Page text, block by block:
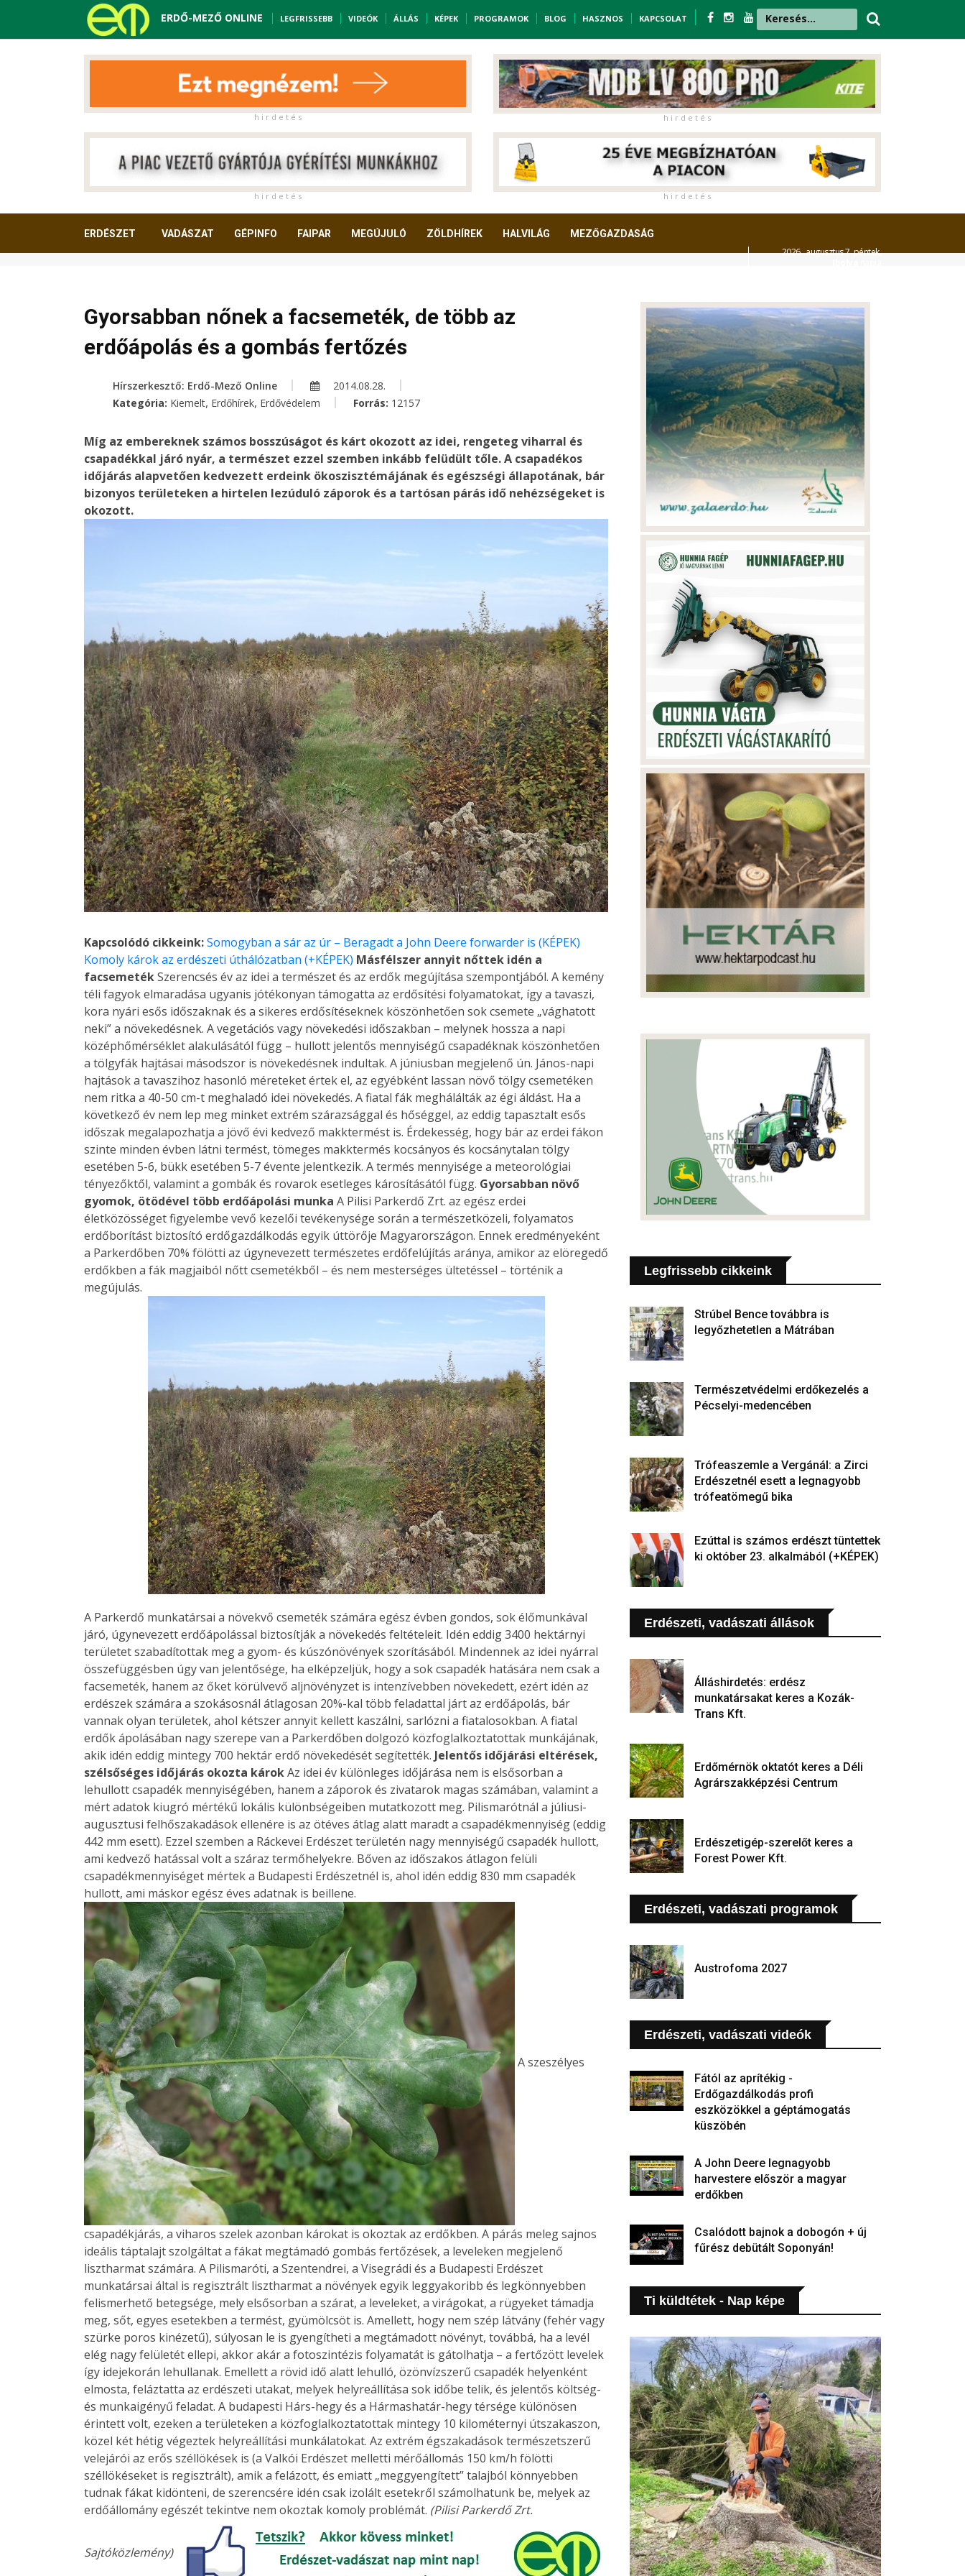
ERDŐ-MEZŐ ONLINE LEGFRISSEBB VIDEÓK ÁLLÁS KÉPEK PROGRAMOK BLOG HASZNOS KAPCSOLAT
h i r d e t é s h i r d e t é s
h i r d e t é s h i r d e t é s
ERDÉSZET VADÁSZAT GÉPINFO FAIPAR MEGÚJULÓ ZÖLDHÍREK HALVILÁG MEZŐGAZDASÁG
2026. augusztus 7. péntek,
Gyorsabban nőnek a facsemeték, de több az
erdőápolás és a gombás fertőzés
Hírszerkesztő: Erdő-Mező Online
2014.08.28.
Kategória: Kiemelt, Erdőhírek, Erdővédelem Forrás: 12157
Míg az embereknek számos bosszúságot és kárt okozott az idei, rengeteg viharral és
csapadékkal járó nyár, a természet ezzel szemben inkább felüdült tőle. A csapadékos
időjárás alapvetően kedvezett erdeink ökoszisztémájának és egészségi állapotának, bár
bizonyos területeken a hirtelen lezúduló záporok és a tartósan párás idő nehézségeket is
okozott.
Kapcsolódó cikkeink:Somogyban a sár az úr – Beragadt a John Deere forwarder is (KÉPEK)
Komoly károk az erdészeti úthálózatban (+KÉPEK) Másfélszer annyit nőttek idén a
facsemetékSzerencsés év az idei a természet és az erdők megújítása szempontjából. A kemény
téli fagyok elmaradása ugyanis jótékonyan támogatta az erdősítési folyamatokat, így a tavaszi,
kora nyári esős időszaknak és a sikeres erdősítéseknek köszönhetően sok csemete „vághatott
neki” a növekedésnek. A vegetációs vagy növekedési időszakban – melynek hossza a napi
középhőmérséklet alakulásától függ – hullott jelentős mennyiségű csapadéknak köszönhetően
a tölgyfák hajtásai másodszor is növekedésnek indultak. A júniusban megjelenő ún. János-napi
hajtások a tavaszihoz hasonló méreteket értek el, az egyébként lassan növő tölgy csemetéken
nem ritka a 40-50 cm-t meghaladó idei növekedés. A fiatal fák meghálálták az égi áldást. Ha a
következő év nem lep meg minket extrém szárazsággal és hőséggel, az eddig tapasztalt esős
időszak megalapozhatja a jövő évi kedvező makktermést is. Érdekesség, hogy bár az erdei fákon
szinte minden évben látni termést, tömeges makktermés kocsányos és kocsánytalan tölgy
esetében 5-6, bükk esetében 5-7 évente jelentkezik. A termés mennyisége a meteorológiai
tényezőktől, valamint a gombák és rovarok esetleges károsításától függ. Gyorsabban növő
gyomok, ötödével több erdőápolási munka A Pilisi Parkerdő Zrt. az egész erdei
életközösséget figyelembe vevő kezelői tevékenysége során a természetközeli, folyamatos
erdőborítást biztosító erdőgazdálkodás egyik úttörője Magyarországon. Ennek eredményeként
a Parkerdőben 70% fölötti az úgynevezett természetes erdőfelújítás aránya, amikor az elöregedő
erdőkben a fák magjaiból nőtt csemetékből – és nem mesterséges ültetéssel – történik a
megújulás.
A Parkerdő munkatársai a növekvő csemeték számára egész évben gondos, sok élőmunkával
járó, úgynevezett erdőápolással biztosítják a növekedés feltételeit. Idén eddig 3400 hektárnyi
területet szabadítottak meg a gyom- és kúszónövények szorításából. Mindennek az idei nyárral
összefüggésben úgy van jelentősége, ha elképzeljük, hogy a sok csapadék hatására nem csak a
facsemeték, hanem az őket körülvevő aljnövényzet is intenzívebben növekedett, ezért idén az
erdészek számára a szokásosnál átlagosan 20%-kal több feladattal járt az erdőápolás, bár
vannak olyan területek, ahol kétszer annyit kellett kaszálni, sarlózni a fiatalosokban. A fiatal
erdők ápolásában nagy szerepe van a Parkerdőben dolgozó közfoglalkoztatottak munkájának,
akik idén eddig mintegy 700 hektár erdő növekedését segítették. Jelentős időjárási eltérések,
szélsőséges időjárás okozta károkAz idei év különleges időjárása nem is elsősorban a
lehullott csapadék mennyiségében, hanem a záporok és zivatarok magas számában, valamint a
mért adatok kiugró mértékű lokális különbségeiben mutatkozott meg. Pilismarótnál a júliusi-
augusztusi felhőszakadások ellenére is az ötéves átlag alatt maradt a csapadékmennyiség (eddig
442 mm esett). Ezzel szemben a Ráckevei Erdészet területén nagy mennyiségű csapadék hullott,
ami kedvező hatással volt a száraz termőhelyekre. Bőven az időszakos átlagon felüli
csapadékmennyiséget mértek a Budapesti Erdészetnél is, ahol idén eddig 830 mm csapadék
hullott, ami máskor egész éves adatnak is beillene.
A szeszélyes
csapadékjárás, a viharos szelek azonban károkat is okoztak az erdőkben. A párás meleg sajnos
ideális táptalajt szolgáltat a fákat megtámadó gombás fertőzések, a leveleken megjelenő
lisztharmat számára. A Pilismaróti, a Szentendrei, a Visegrádi és a Budapesti Erdészet
munkatársai által is regisztrált lisztharmat a növények egyik leggyakoribb és legkönnyebben
felismerhető betegsége, mely elsősorban a szárat, a leveleket, a virágokat, a rügyeket támadja
meg, sőt, egyes esetekben a termést, gyümölcsöt is. Amellett, hogy nem szép látvány (fehér vagy
szürke poros kinézetű), súlyosan le is gyengítheti a megtámadott növényt, továbbá, ha a levél
elég nagy felületét ellepi, akkor akár a fotoszintézis folyamatát is gátolhatja – a fertőzött levelek
így idejekorán lehullanak. Emellett a rövid idő alatt lehulló, özönvízszerű csapadék helyenként
elmosta, feláztatta az erdészeti utakat, melyek helyreállítása sok időbe telik, és jelentős költség-
és munkaigényű feladat. A budapesti Hárs-hegy és a Hármashatár-hegy térsége különösen
érintett volt, ezeken a területeken a közfoglalkoztatottak mintegy 10 kilométernyi útszakaszon,
közel két hétig végeztek helyreállítási munkálatokat. Az extrém égszakadások természetszerű
velejárói az erős széllökések is (a Valkói Erdészet melletti mérőállomás 150 km/h fölötti
széllökéseket is regisztrált), amik a felázott, és emiatt „meggyengített” talajból könnyebben
tudnak fákat kidönteni, de szerencsére idén csak izolált esetekről számolhatunk be, melyek az
erdőállomány egészét tekintve nem okoztak komoly problémát. (Pilisi Parkerdő Zrt.
Sajtóközlemény)
Legfrissebb cikkeink
Strúbel Bence továbbra is
legyőzhetetlen a Mátrában
Természetvédelmi erdőkezelés a
Pécselyi-medencében
Trófeaszemle a Vergánál: a Zirci
Erdészetnél esett a legnagyobb
trófeatömegű bika
Ezúttal is számos erdészt tüntettek
ki október 23. alkalmából (+KÉPEK)
Erdészeti, vadászati állások
Álláshirdetés: erdész
munkatársakat keres a Kozák-
Trans Kft.
Erdőmérnök oktatót keres a Déli
Agrárszakképzési Centrum
Erdészetigép-szerelőt keres a
Forest Power Kft.
Erdészeti, vadászati programok
Austrofoma 2027
Erdészeti, vadászati videók
Fától az aprítékig -
Erdőgazdálkodás profi
eszközökkel a géptámogatás
küszöbén
A John Deere legnagyobb
harvestere először a magyar
erdőkben
Csalódott bajnok a dobogón + új
fűrész debütált Soponyán!
Ti küldtétek - Nap képe